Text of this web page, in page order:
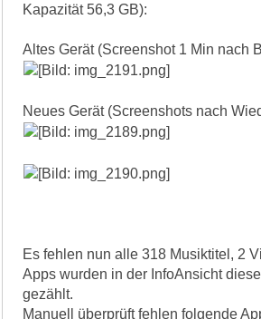
Kapazität 56,3 GB):
Altes Gerät (Screenshot 1 Min nach
Neues Gerät (Screenshots nach
Es fehlen nun alle 318 Musiktitel, 2
Apps wurden in der InfoAnsicht
gezählt.
Manuell überprüft fehlen folgende